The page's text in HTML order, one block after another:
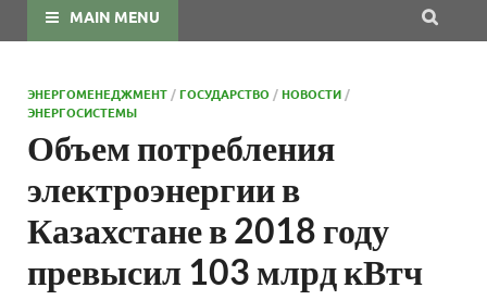
MAIN MENU
ЭНЕРГОМЕНЕДЖМЕНТ /ГОСУДАРСТВО /НОВОСТИ /
ЭНЕРГОСИСТЕМЫ
Объем потребления
электроэнергии в
Казахстане в 2018 году
превысил 103 млрд кВтч